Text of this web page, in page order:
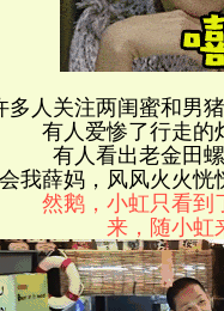
多人关注两闺蜜和男
有人爱惨了行走的
有人看出老金田
我薛妈，风风火火
然鹅，小虹只看到
来，随小虹